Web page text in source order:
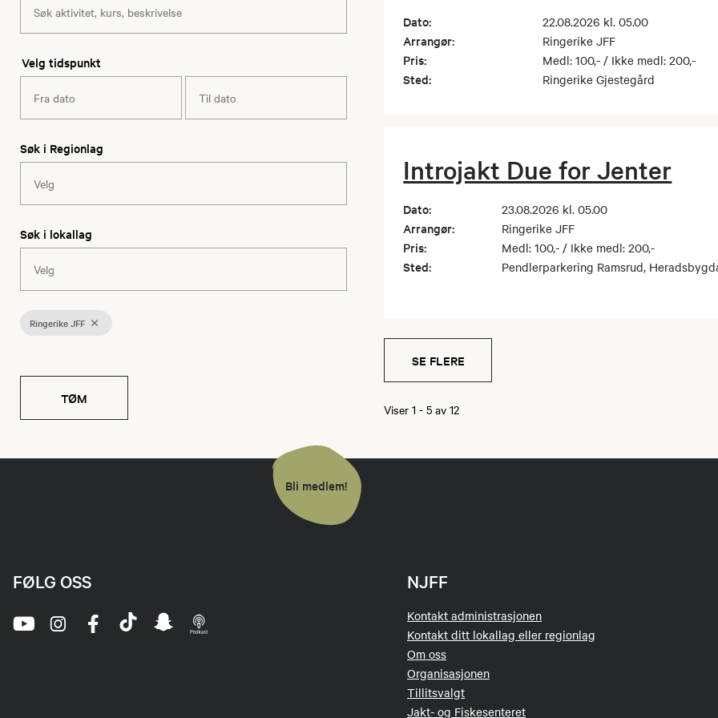
Velg tidspunkt
Søk i Regionlag
Søk i lokallag
Ringerike JFF
TØM
Dato: 22.08.2026 kl. 05.00
Arrangør: Ringerike JFF
Pris: Medl: 100,- / Ikke medl: 200,-
Sted: Ringerike Gjestegård
Introjakt Due for Jenter
Dato: 23.08.2026 kl. 05.00
Arrangør: Ringerike JFF
Pris: Medl: 100,- / Ikke medl: 200,-
Sted: Pendlerparkering Ramsrud,
SE FLERE
Viser1- 5av12
Bli medlem!
NJFF
Kontakt administrasjonen
Kontakt ditt lokallag eller regionlag
Om oss
Organisasjonen
Tillitsvalgt
Jakt- og Fiskesenteret
FØLG OSS